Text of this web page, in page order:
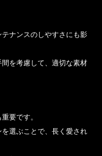
ナンスのしやすさにも影
を考慮して、適切な素材
要です。
選ぶことで、長く愛され